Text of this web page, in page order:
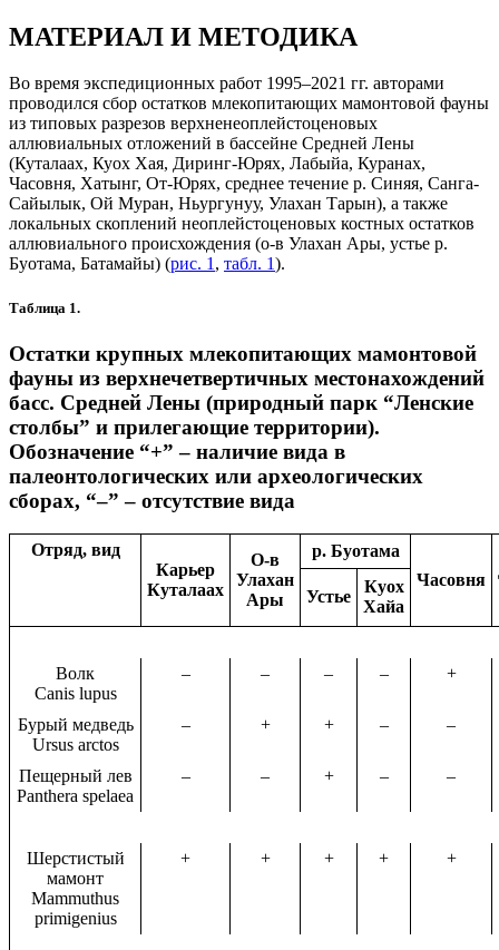
МАТЕРИАЛ И МЕТОДИКА
Во время экспедиционных работ 1995–2021 гг. авторами
проводился сбор остатков млекопитающих мамонтовой фауны
из типовых разрезов верхненеоплейстоценовых
аллювиальных отложений в бассейне Средней Лены
(Куталаах, Куох Хая, Диринг-Юрях, Лабыйа, Куранах,
Часовня, Хатынг, От-Юрях, среднее течение р. Синяя, Санга-
Сайылык, Ой Муран, Ньургунуу, Улахан Тарын), а также
локальных скоплений неоплейстоценовых костных остатков
аллювиального происхождения (о-в Улахан Ары, устье р.
Буотама, Батамайы) (рис. 1, табл. 1).
Таблица 1.
Остатки крупных млекопитающих мамонтовой
фауны из верхнечетвертичных местонахождений
басс. Средней Лены (природный парк “Ленские
столбы” и прилегающие территории).
Обозначение “+” – наличие вида в
палеонтологических или археологических
сборах, “–” – отсутствие вида
Отряд, вид
Карьер
Куталаах
О-в
Улахан
Ары
р. Буотама
Часовня
Устье
Куох
Хайа
Волк
Canis lupus
– – – – +
Бурый медведь
Ursus arctos
– + + – –
Пещерный лев
Panthera spelaea
– – + – –
Шерстистый
мамонт
Mammuthus
primigenius
+ + + + +